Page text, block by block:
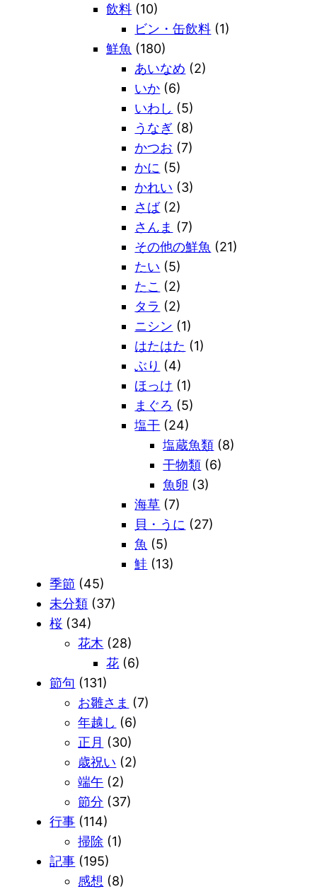
飲料 (10)
ビン・缶飲料 (1)
鮮魚 (180)
あいなめ (2)
いか (6)
いわし (5)
うなぎ (8)
かつお (7)
かに (5)
かれい (3)
さば(2)
さんま (7)
その他の鮮魚 (21)
たい (5)
たこ (2)
タラ (2)
ニシン (1)
はたはた (1)
ぶり (4)
ほっけ (1)
まぐろ (5)
塩干 (24)
塩蔵魚類 (8)
干物類 (6)
魚卵 (3)
海草 (7)
貝・うに (27)
魚 (5)
鮭 (13)
季節 (45)
未分類 (37)
桜 (34)
花木 (28)
花 (6)
節句 (131)
お雛さま (7)
年越し (6)
正月 (30)
歳祝い (2)
端午 (2)
節分 (37)
行事 (114)
掃除 (1)
記事 (195)
感想 (8)